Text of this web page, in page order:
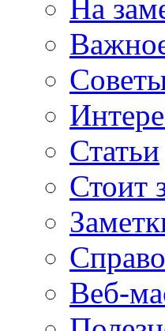
На
Статьи
Стоит
Веб-